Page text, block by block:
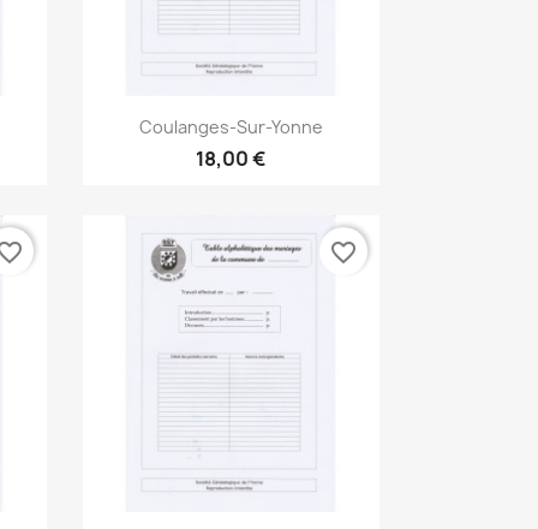
Aperçu rapide
Coulanges-Sur-Yonne
18,00 €
favorite_border